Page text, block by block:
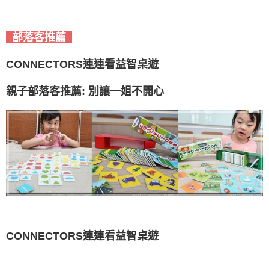
部落客推薦
CONNECTORS連連看益智桌遊
親子部落客推薦: 別讓一姐不開心
CONNECTORS連連看益智桌遊